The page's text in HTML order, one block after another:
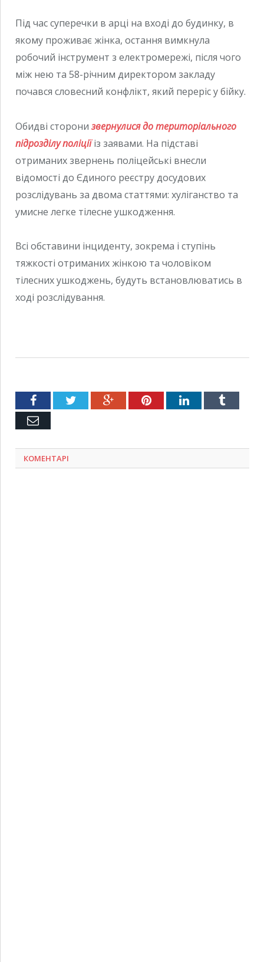
Під час суперечки в арці на вході до будинку, в
якому проживає жінка, остання вимкнула
робочий інструмент з електромережі, після чого
між нею та 58-річним директором закладу
почався словесний конфлікт, який переріс у бійку.
Обидві сторони звернулися до територіального
підрозділу поліції із заявами. На підставі
отриманих звернень поліцейські внесли
відомості до Єдиного реєстру досудових
розслідувань за двома статтями: хуліганство та
умисне легке тілесне ушкодження.
Всі обставини інциденту, зокрема і ступінь
тяжкості отриманих жінкою та чоловіком
тілесних ушкоджень, будуть встановлюватись в
ході розслідування.
FacebookTwitter Google+PinterestLinkedInTumblr
Емейл
КОМЕНТАРІ